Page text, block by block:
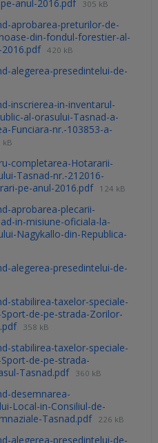
anul-2016.pdf 305 kB
aprobarea-preturilor-de-
din-fondul-forestier-al-
420 kB
alegerea-presedintelui-de-
inscrierea-in-inventarul-
al-orasului-Tasnad-a-
Funciara-nr.-103853-a-
kB
completarea-Hotararii-
Tasnad-nr.-212016-
pe-anul-2016.pdf 124 kB
aprobarea-plecarii-
in-misiune-oficiala-la-
Nagykallo-din-Republica-
alegerea-presedintelui-de-
stabilirea-taxelor-speciale-
de-pe-strada-Zorilor-
358 kB
stabilirea-taxelor-speciale-
de-pe-strada-
Tasnad.pdf 360 kB
desemnarea-
Local-in-Consiliul-de-
Tasnad.pdf 226 kB
alegerea-presedintelui-de-